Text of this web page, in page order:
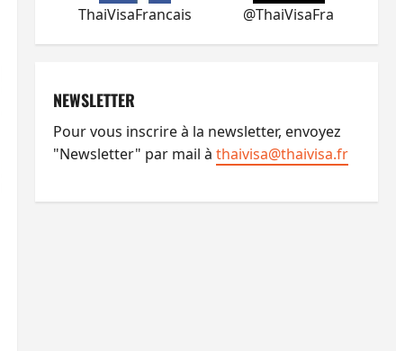
ThaiVisaFrancais @ThaiVisaFra
NEWSLETTER
Pour vous inscrire à la newsletter, envoyez
"Newsletter" par mail à thaivisa@thaivisa.fr